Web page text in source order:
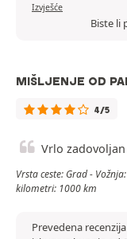
Izvješće
Biste li
MIŠLJENJE OD
4/5
Vrlo zadovoljan
Vrsta ceste: Grad -
kilometri: 1000 km
Prevedena